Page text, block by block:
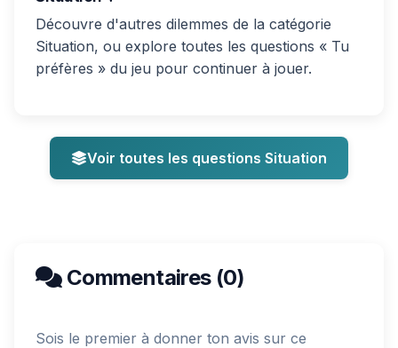
Découvre d'autres dilemmes de la catégorie
Situation, ou explore toutes les questions « Tu
préfères » du jeu pour continuer à jouer.
Voir toutes les questions Situation
Commentaires (0)
Sois le premier à donner ton avis sur ce